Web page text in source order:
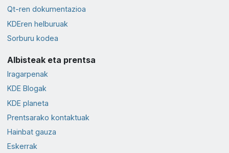
Qt-ren dokumentazioa
KDEren helburuak
Sorburu kodea
Albisteak eta prentsa
Iragarpenak
KDE Blogak
KDE planeta
Prentsarako kontaktuak
Hainbat gauza
Eskerrak